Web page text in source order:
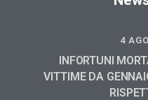
4
INFORTUNI
VITTIME DA